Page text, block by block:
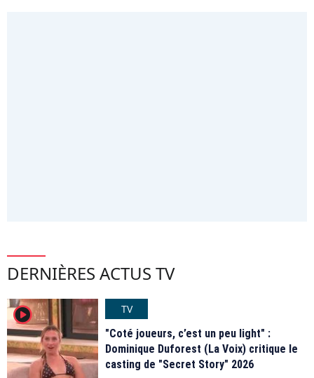
DERNIÈRES ACTUS TV
player2
TV
"Coté joueurs, c’est un peu light" :
Dominique Duforest (La Voix) critique le
casting de "Secret Story" 2026